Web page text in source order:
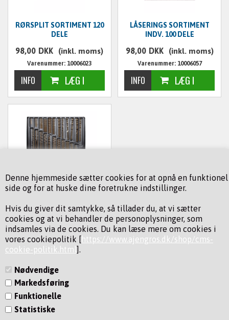
Denne hjemmeside sætter cookies for at opnå en funktionel
side og for at huske dine foretrukne indstillinger.
Hvis du giver dit samtykke, så tillader du, at vi sætter
cookies og at vi behandler de personoplysninger, som
indsamles via de cookies. Du kan læse mere om cookies i
vores cookiepolitik [https://www.ajengros.dk/shop/cms-
cookie-politik.html ].
Nødvendige
Markedsføring
Funktionelle
Statistiske
RØRSPLIT SORTIMENT 120
DELE
98,00 DKK (inkl. moms)
Varenummer: 10006023
LÅSERINGS SORTIMENT
INDV. 100 DELE
98,00 DKK (inkl. moms)
Varenummer: 10006057
HSS COBOLT BOR 73 DELE I
KUFFERT
moms)
Varenummer: 10009198
KONTAKT